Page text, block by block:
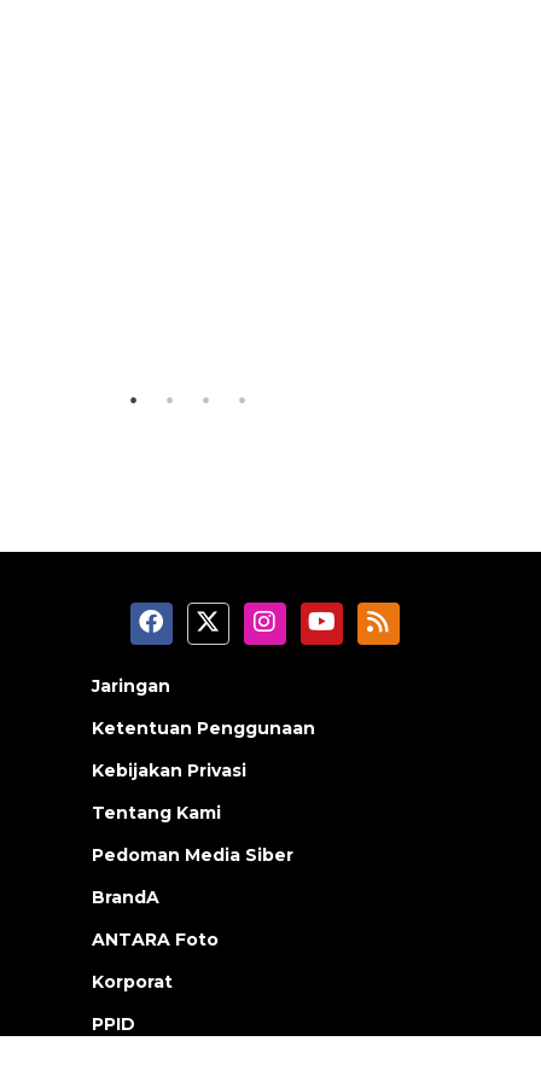
Jaringan
Ketentuan Penggunaan
Kebijakan Privasi
Tentang Kami
Pedoman Media Siber
BrandA
ANTARA Foto
Korporat
PPID